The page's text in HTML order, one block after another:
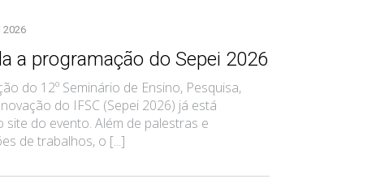
2026
a programação do Sepei 2026
do 12º Seminário de Ensino, Pesquisa,
do IFSC (Sepei 2026) já está
site do evento. Além de palestras e
de trabalhos, o [...]